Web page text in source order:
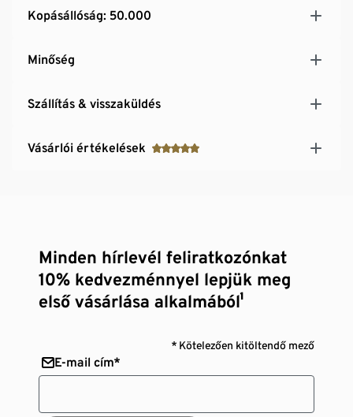
Kopásállóság: 50.000
Minőség
Szállítás & visszaküldés
Vásárlói értékelések
Minden hírlevél feliratkozónkat
10% kedvezménnyel lepjük meg
első vásárlása alkalmából¹
* Kötelezően kitöltendő mező
E-mail cím*